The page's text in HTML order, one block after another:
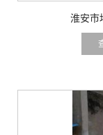
淮安市